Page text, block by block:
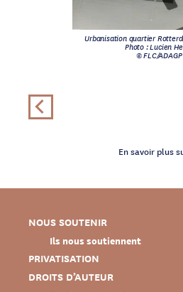
Urbanisation quartier
Photo : Lucien
© FLC/ADAGP
En savoir plus
NOUS SOUTENIR
Ils nous soutiennent
PRIVATISATION
DROITS D’AUTEUR